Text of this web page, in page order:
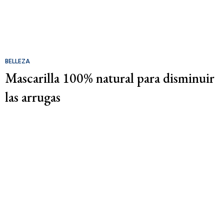
BELLEZA
Mascarilla 100% natural para disminuir
las arrugas